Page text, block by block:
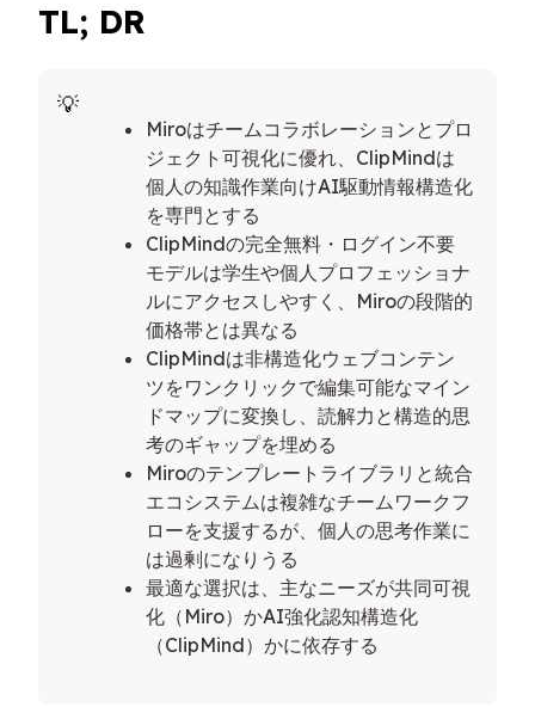
TL; DR
Miroはチームコラボレーションとプロ
ジェクト可視化に優れ、ClipMindは
個人の知識作業向けAI駆動情報構造化
を専門とする
ClipMindの完全無料・ログイン不要
モデルは学生や個人プロフェッショナ
ルにアクセスしやすく、Miroの段階的
価格帯とは異なる
ClipMindは非構造化ウェブコンテン
ツをワンクリックで編集可能なマイン
ドマップに変換し、読解力と構造的思
考のギャップを埋める
Miroのテンプレートライブラリと統合
エコシステムは複雑なチームワークフ
ローを支援するが、個人の思考作業に
は過剰になりうる
最適な選択は、主なニーズが共同可視
化（Miro）かAI強化認知構造化
（ClipMind）かに依存する